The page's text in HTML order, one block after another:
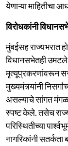
येणाऱ्या माहितीचा
विरोधकांनी
मुंबईसह राज्यभरात
विधानसभेतही उमटले.
मृत्यूप्रकरणांवरून
मुख्यमंत्र्यांनी
असल्याचे सांगत
स्पष्ट केले. तसेच
परिस्थितीच्या
नागरिकांनी